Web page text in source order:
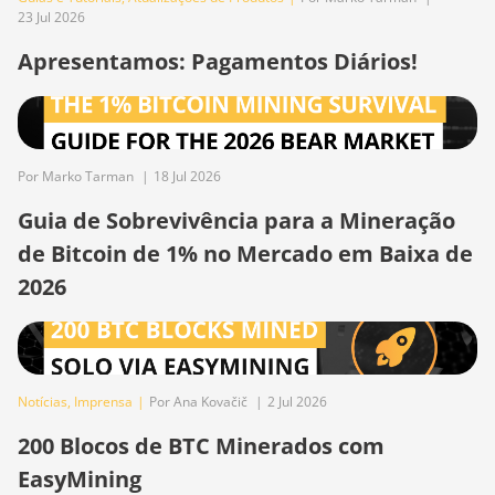
S21 Hyd. (335Th)
BITMAIN AntMiner
S21 Immersion
(301Th)
BITMAIN AntMiner
BITMAIN AntMiner
S21 XP Hyd (473Th)
BITMAIN AntMiner
S21 XP Immersion
S21 XP+ Hyd (500Th)
23 Jul 2026
Apresentamos: Pagamentos Diários!
Por Marko Tarman | 18 Jul 2026
Guia de Sobrevivência para a Mineração
de Bitcoin de 1% no Mercado em Baixa de
2026
Notícias, Imprensa | Por Ana Kovačič | 2 Jul 2026
200 Blocos de BTC Minerados com
EasyMining